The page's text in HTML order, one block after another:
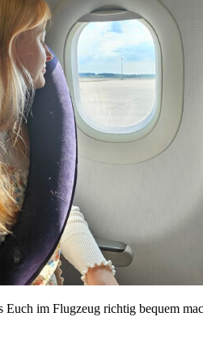
Euch im Flugzeug richtig bequem